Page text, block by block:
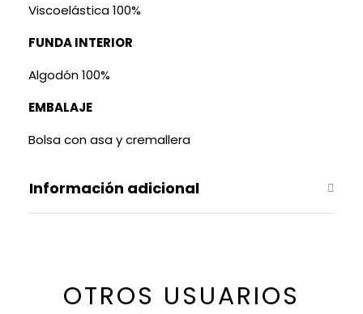
Viscoelástica 100%
FUNDA INTERIOR
Algodón 100%
EMBALAJE
Bolsa con asa y cremallera
Información adicional
OTROS USUARIOS